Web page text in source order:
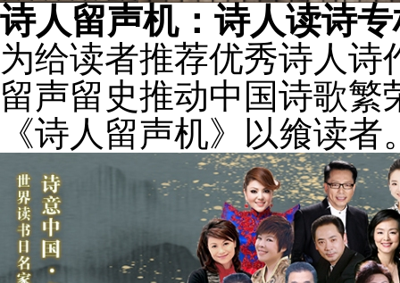
诗人留声机：诗人读诗
为给读者推荐优秀诗人
留声留史推动中国诗歌
《诗人留声机》以飨读者